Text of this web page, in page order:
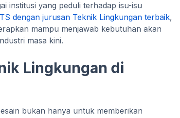
institusi yang peduli terhadap isu-isu
dengan jurusan Teknik Lingkungan terbaik,
mampu menjawab kebutuhan akan
masa kini.
Lingkungan di
bukan hanya untuk memberikan